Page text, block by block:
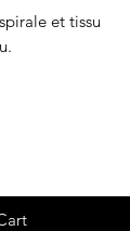
et tissu